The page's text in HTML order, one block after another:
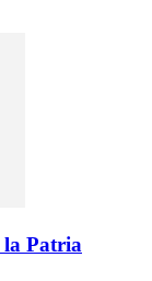
la Patria